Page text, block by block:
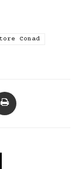
Conad